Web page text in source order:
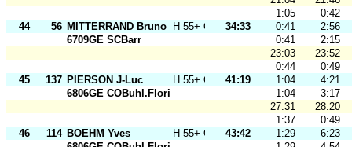
1:05
0:42
44
56 MITTERRAND Bruno H 55+ O 34:33 0:41
2:56
6709GE SCBarr
0:41
2:15
23:03
23:52
0:44
0:49
45
137 PIERSON J-Luc H 55+ O 41:19 1:04
4:21
6806GE COBuhl.Florival
1:04
3:17
27:31
28:20
1:37
0:49
46
114 BOEHM Yves H 55+ O 43:42 1:29
6:23